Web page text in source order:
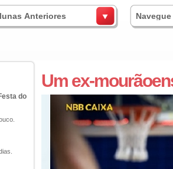
Anteriores
do
Um ex-